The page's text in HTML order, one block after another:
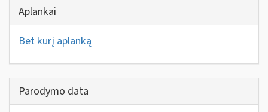
Aplankai
Bet kurį aplanką
Parodymo data